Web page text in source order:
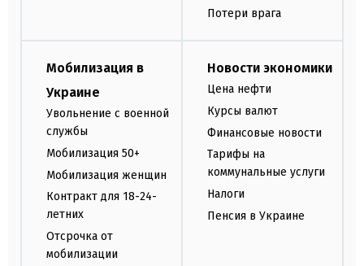
Потери врага
Мобилизация в
Украине
Увольнение с военной
службы
Мобилизация 50+
Мобилизация женщин
Контракт для 18-24-
летних
Отсрочка от
мобилизации
Новости экономики
Цена нефти
Курсы валют
Финансовые новости
Тарифы на
коммунальные услуги
Налоги
Пенсия в Украине